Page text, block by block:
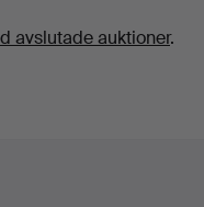
avslutade auktioner.